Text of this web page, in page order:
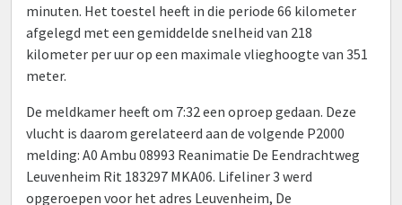
minuten. Het toestel heeft in die periode 66 kilometer
afgelegd met een gemiddelde snelheid van 218
kilometer per uur op een maximale vlieghoogte van 351
meter.
De meldkamer heeft om 7:32 een oproep gedaan. Deze
vlucht is daarom gerelateerd aan de volgende P2000
melding: A0 Ambu 08993 Reanimatie De Eendrachtweg
Leuvenheim Rit 183297 MKA06. Lifeliner 3 werd
opgeroepen voor het adres Leuvenheim, De